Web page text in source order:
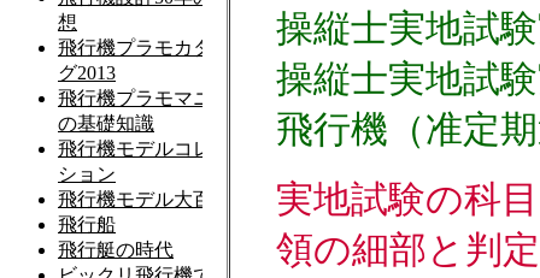
操縦士実地試
操縦士実地試
飛行機（准定
実地試験の科
領の細部と判